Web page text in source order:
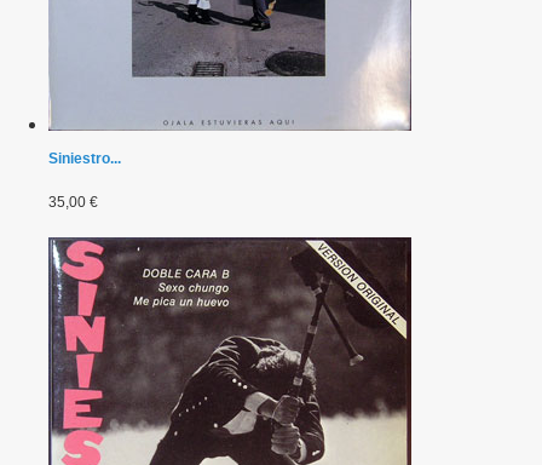
Siniestro...
35,00 €